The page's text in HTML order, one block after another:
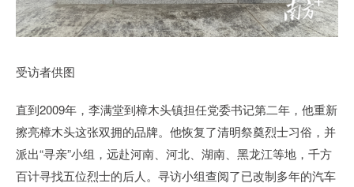
受访者供图
直到2009年，李满堂到樟木头镇担任党委书记第二年，他重新
擦亮樟木头这张双拥的品牌。他恢复了清明祭奠烈士习俗，并
派出“寻亲”小组，远赴河南、河北、湖南、黑龙江等地，千方
百计寻找五位烈士的后人。寻访小组查阅了已改制多年的汽车